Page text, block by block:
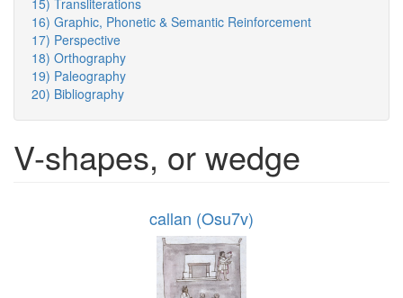
15) Transliterations
16) Graphic, Phonetic & Semantic Reinforcement
17) Perspective
18) Orthography
19) Paleography
20) Bibliography
V-shapes, or wedge
callan (Osu7v)